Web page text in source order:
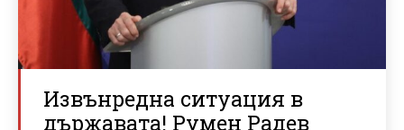
Извънредна ситуация в
държавата! Румен Радев